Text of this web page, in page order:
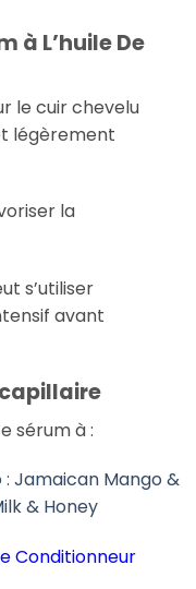
à L’huile De
le cuir chevelu
légèrement
la
s’utiliser
avant
sérum à :
Jamaican Mango &
& Honey
Conditionneur